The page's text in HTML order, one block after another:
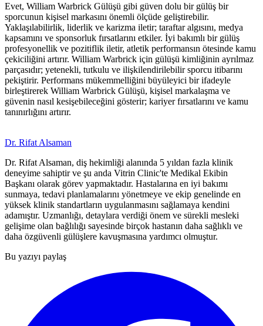
Evet, William Warbrick Gülüşü gibi güven dolu bir gülüş bir
sporcunun kişisel markasını önemli ölçüde geliştirebilir.
Yaklaşılabilirlik, liderlik ve karizma iletir; taraftar algısını, medya
kapsamını ve sponsorluk fırsatlarını etkiler. İyi bakımlı bir gülüş
profesyonellik ve pozitiflik iletir, atletik performansın ötesinde kamu
çekiciliğini artırır. William Warbrick için gülüşü kimliğinin ayrılmaz
parçasıdır; yetenekli, tutkulu ve ilişkilendirilebilir sporcu itibarını
pekiştirir. Performans mükemmelliğini büyüleyici bir ifadeyle
birleştirerek William Warbrick Gülüşü, kişisel markalaşma ve
güvenin nasıl kesişebileceğini gösterir; kariyer fırsatlarını ve kamu
tanınırlığını artırır.
Dr. Rifat Alsaman
Dr. Rifat Alsaman, diş hekimliği alanında 5 yıldan fazla klinik
deneyime sahiptir ve şu anda Vitrin Clinic'te Medikal Ekibin
Başkanı olarak görev yapmaktadır. Hastalarına en iyi bakımı
sunmaya, tedavi planlamalarını yönetmeye ve ekip genelinde en
yüksek klinik standartların uygulanmasını sağlamaya kendini
adamıştır. Uzmanlığı, detaylara verdiği önem ve sürekli mesleki
gelişime olan bağlılığı sayesinde birçok hastanın daha sağlıklı ve
daha özgüvenli gülüşlere kavuşmasına yardımcı olmuştur.
Bu yazıyı paylaş